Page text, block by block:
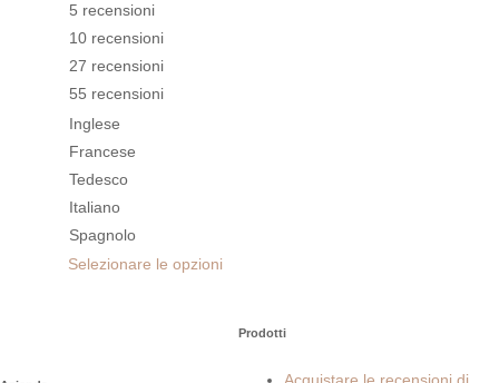
5 recensioni
10 recensioni
27 recensioni
55 recensioni
Inglese
Francese
Tedesco
Italiano
Spagnolo
Selezionare le opzioni
Prodotti